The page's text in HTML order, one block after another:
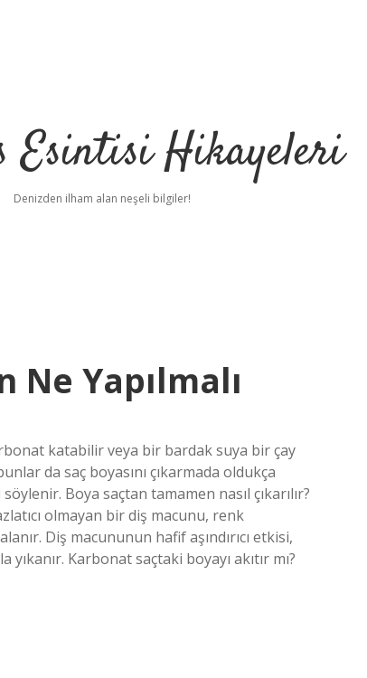
Esintisi Hikayeleri
Denizden ilham alan neşeli bilgiler!
Ne Yapılmalı
katabilir veya bir bardak suya bir çay
da saç boyasını çıkarmada oldukça
Boya saçtan tamamen nasıl çıkarılır?
olmayan bir diş macunu, renk
Diş macununun hafif aşındırıcı etkisi,
Karbonat saçtaki boyayı akıtır mı?